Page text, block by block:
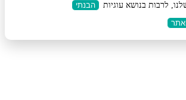
עוגיות
הבנתי